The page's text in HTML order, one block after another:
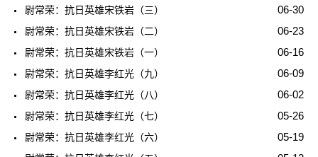
06-30
尉常荣：抗日英雄宋铁岩（三）
06-23
尉常荣：抗日英雄宋铁岩（二）
06-16
尉常荣：抗日英雄宋铁岩（一）
06-09
尉常荣：抗日英雄李红光（九）
06-02
尉常荣：抗日英雄李红光（八）
05-26
尉常荣：抗日英雄李红光（七）
05-19
尉常荣：抗日英雄李红光（六）